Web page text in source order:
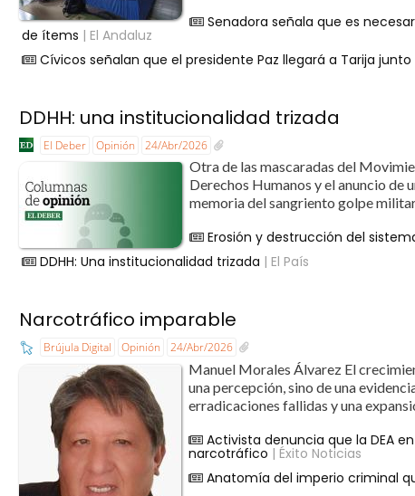
Senadora señala que es
de ítems | El Andaluz
Cívicos señalan que el presidente Paz llegará a Tarija
DDHH: una institucionalidad trizada
El Deber Opinión 24/Abr/2026
Otra de las mascaradas del
Derechos Humanos y el anuncio de
memoria del sangriento golpe
Erosión y destrucción del
DDHH: Una institucionalidad trizada | El País
Narcotráfico imparable
Brújula Digital Opinión 24/Abr/2026
Manuel Morales Álvarez ​El
una percepción, sino de una
erradicaciones fallidas y una
Activista denuncia que la DEA
narcotráfico | Éxito Noticias
Anatomía del imperio criminal